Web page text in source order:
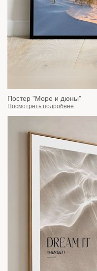
Постер "Море и дюны"
Посмотреть подробнее